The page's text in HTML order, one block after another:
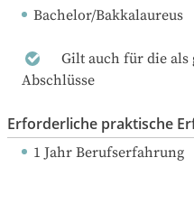
Bachelor/Bakkalaureus
Gilt auch für die
Abschlüsse
Erforderliche praktische
1 Jahr Berufserfahrung